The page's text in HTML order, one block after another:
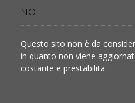
NOTE
Questo sito non è da
in quanto non viene
costante e prestabilita.